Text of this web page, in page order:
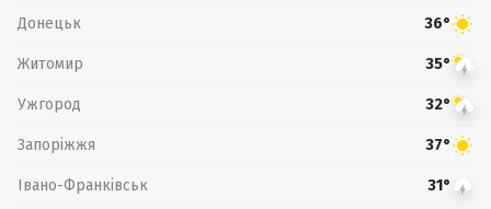
Донецьк 36°
Житомир 35°
Ужгород 32°
Запоріжжя 37°
Івано-Франківськ 31°